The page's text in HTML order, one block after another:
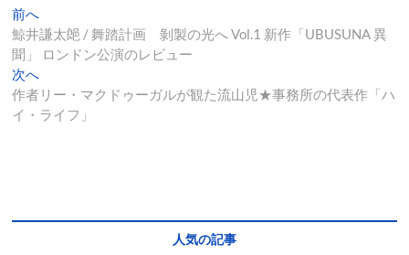
投
稿
ナ
ビ
ョ
前へ
去
の
稿:
鯨井謙太郒 / 舞踏計画 剝製の光へ Vol.1 新作「UBUSUNA 異
聞」 ロンドン公演のレビュー
次へ
の
投
作者リー・マクドゥーガルが観た流山児★事務所の代表作「ハ
イ・ライフ」
人気の記事